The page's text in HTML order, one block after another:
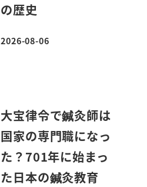
の歴史
投稿日
2026-08-06
大宝律令で鍼灸師は
国家の専門職になっ
た？701年に始まっ
た日本の鍼灸教育